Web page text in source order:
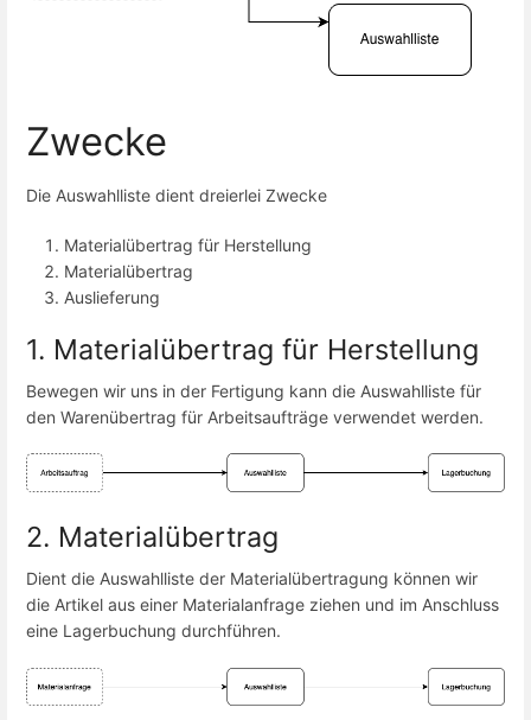
Zwecke
Die Auswahlliste dient dreierlei Zwecke
Materialübertrag für Herstellung
Materialübertrag
Auslieferung
1. Materialübertrag für Herstellung
Bewegen wir uns in der Fertigung kann die Auswahlliste für
den Warenübertrag für Arbeitsaufträge verwendet werden.
2. Materialübertrag
Dient die Auswahlliste der Materialübertragung können wir
die Artikel aus einer Materialanfrage ziehen und im Anschluss
eine Lagerbuchung durchführen.